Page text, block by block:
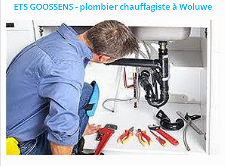
ETS GOOSSENS - plombier chauffagiste à Woluwe